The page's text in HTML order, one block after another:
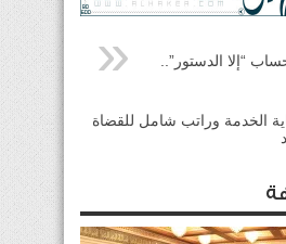
“إلا الدستور”..
الخدمة وراتب شامل للقضاة